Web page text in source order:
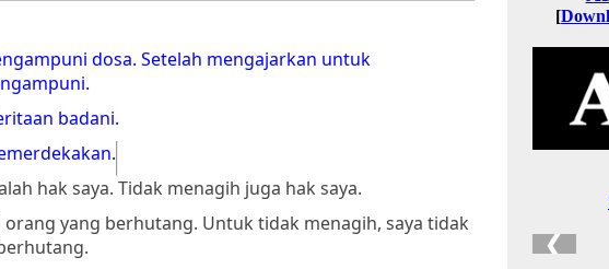
dosa. Setelah mengajarkan untuk
badani.
hak saya. Tidak menagih juga hak saya.
yang berhutang. Untuk tidak menagih, saya tidak